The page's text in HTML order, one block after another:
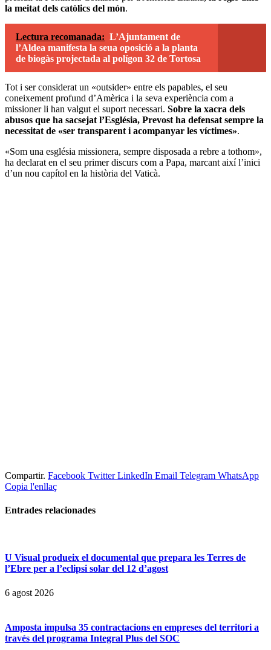
la meitat dels catòlics del món.
Lectura recomanada: L’Ajuntament de
l’Aldea manifesta la seua oposició a la planta
de biogàs projectada al polígon 32 de Tortosa
Tot i ser considerat un «outsider» entre els papables, el seu
coneixement profund d’Amèrica i la seva experiència com a
missioner li han valgut el suport necessari. Sobre la xacra dels
abusos que ha sacsejat l’Església, Prevost ha defensat sempre la
necessitat de «ser transparent i acompanyar les víctimes».
«Som una església missionera, sempre disposada a rebre a tothom»,
ha declarat en el seu primer discurs com a Papa, marcant així l’inici
d’un nou capítol en la història del Vaticà.
Compartir. Facebook Twitter LinkedIn Email Telegram WhatsApp
Copia l'enllaç
Entrades relacionades
U Visual produeix el documental que prepara les Terres de
l’Ebre per a l’eclipsi solar del 12 d’agost
6 agost 2026
Amposta impulsa 35 contractacions en empreses del territori a
través del programa Integral Plus del SOC